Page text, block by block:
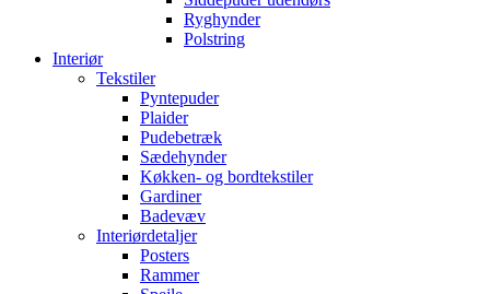
Ryghynder
Polstring
Interiør
Tekstiler
Pyntepuder
Plaider
Pudebetræk
Sædehynder
Køkken- og bordtekstiler
Gardiner
Badevæv
Interiørdetaljer
Posters
Rammer